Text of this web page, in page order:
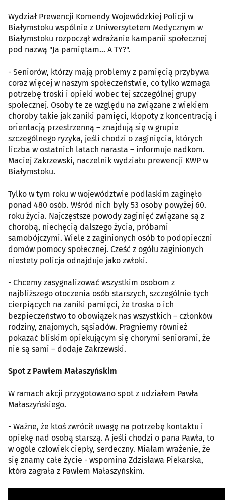
Wydział Prewencji Komendy Wojewódzkiej Policji w
Białymstoku wspólnie z Uniwersytetem Medycznym w
Białymstoku rozpoczął wdrażanie kampanii społecznej
pod nazwą "Ja pamiętam... A TY?".
- Seniorów, którzy mają problemy z pamięcią przybywa
coraz więcej w naszym społeczeństwie, co tylko wzmaga
potrzebę troski i opieki wobec tej szczególnej grupy
społecznej. Osoby te ze względu na związane z wiekiem
choroby takie jak zaniki pamięci, kłopoty z koncentracją i
orientacją przestrzenną – znajdują się w grupie
szczególnego ryzyka, jeśli chodzi o zaginięcia, których
liczba w ostatnich latach narasta – informuje nadkom.
Maciej Zakrzewski, naczelnik wydziału prewencji KWP w
Białymstoku.
Tylko w tym roku w województwie podlaskim zaginęło
ponad 480 osób. Wśród nich były 53 osoby powyżej 60.
roku życia. Najczęstsze powody zaginięć związane są z
chorobą, niechęcią dalszego życia, próbami
samobójczymi. Wiele z zaginionych osób to podopieczni
domów pomocy społecznej. Cześć z ogółu zaginionych
niestety policja odnajduje jako zwłoki.
- Chcemy zasygnalizować wszystkim osobom z
najbliższego otoczenia osób starszych, szczególnie tych
cierpiących na zaniki pamięci, że troska o ich
bezpieczeństwo to obowiązek nas wszystkich – członków
rodziny, znajomych, sąsiadów. Pragniemy również
pokazać bliskim opiekującym się chorymi seniorami, że
nie są sami – dodaje Zakrzewski.
Spot z Pawłem Małaszyńskim
W ramach akcji przygotowano spot z udziałem Pawła
Małaszyńskiego.
- Ważne, że ktoś zwrócił uwagę na potrzebę kontaktu i
opiekę nad osobą starszą. A jeśli chodzi o pana Pawła, to
w ogóle człowiek ciepły, serdeczny. Miałam wrażenie, że
się znamy całe życie - wspomina Zdzisława Piekarska,
która zagrała z Pawłem Małaszyńskim.